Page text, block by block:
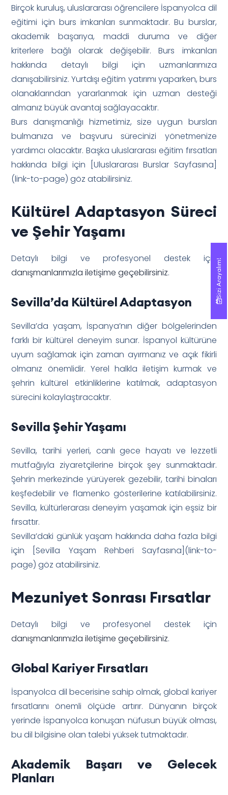
Birçok kuruluş, uluslararası öğrencilere İspanyolca dil
eğitimi için burs imkanları sunmaktadır. Bu burslar,
akademik başarıya, maddi duruma ve diğer
kriterlere bağlı olarak değişebilir. Burs imkanları
hakkında detaylı bilgi için uzmanlarımıza
danışabilirsiniz. Yurtdışı eğitim yatırımı yaparken, burs
olanaklarından yararlanmak için uzman desteği
almanız büyük avantaj sağlayacaktır.
Burs danışmanlığı hizmetimiz, size uygun bursları
bulmanıza ve başvuru sürecinizi yönetmenize
yardımcı olacaktır. Başka uluslararası eğitim fırsatları
hakkında bilgi için [Uluslararası Burslar Sayfasına]
(link-to-page) göz atabilirsiniz.
Kültürel Adaptasyon Süreci
ve Şehir Yaşamı
Detaylı bilgi ve profesyonel destek için
danışmanlarımızla iletişime geçebilirsiniz.
Sevilla’da Kültürel Adaptasyon
Sevilla’da yaşam, İspanya’nın diğer bölgelerinden
farklı bir kültürel deneyim sunar. İspanyol kültürüne
uyum sağlamak için zaman ayırmanız ve açık fikirli
olmanız önemlidir. Yerel halkla iletişim kurmak ve
şehrin kültürel etkinliklerine katılmak, adaptasyon
sürecini kolaylaştıracaktır.
Sevilla Şehir Yaşamı
Sevilla, tarihi yerleri, canlı gece hayatı ve lezzetli
mutfağıyla ziyaretçilerine birçok şey sunmaktadır.
Şehrin merkezinde yürüyerek gezebilir, tarihi binaları
keşfedebilir ve flamenko gösterilerine katılabilirsiniz.
Sevilla, kültürlerarası deneyim yaşamak için eşsiz bir
fırsattır.
Sevilla’daki günlük yaşam hakkında daha fazla bilgi
için [Sevilla Yaşam Rehberi Sayfasına](link-to-
page) göz atabilirsiniz.
Mezuniyet Sonrası Fırsatlar
Detaylı bilgi ve profesyonel destek için
danışmanlarımızla iletişime geçebilirsiniz.
Global Kariyer Fırsatları
İspanyolca dil becerisine sahip olmak, global kariyer
fırsatlarını önemli ölçüde artırır. Dünyanın birçok
yerinde İspanyolca konuşan nüfusun büyük olması,
bu dil bilgisine olan talebi yüksek tutmaktadır.
Akademik Başarı ve Gelecek
Planları
Sizi Arayalım!
Sizi Arayalım!